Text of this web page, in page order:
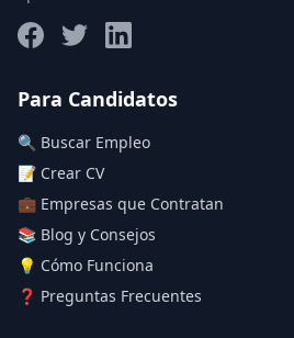
Deja vacío para "sin límite"
Aplicar filtros
Para Candidatos
🔍 Buscar Empleo
📝 Crear CV
💼 Empresas que Contratan
📚 Blog y Consejos
💡 Cómo Funciona
❓ Preguntas Frecuentes